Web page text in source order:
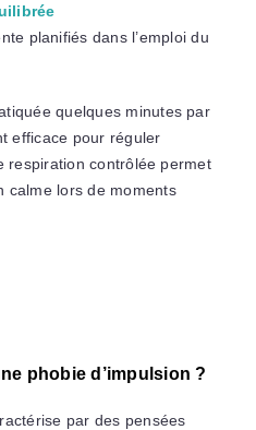
planifiés dans l’emploi du
quelques minutes par
efficace pour réguler
respiration contrôlée permet
calme lors de moments
phobie d’impulsion ?
par des pensées